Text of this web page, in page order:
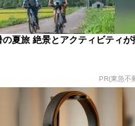
夏旅 絶景とアクティビティが
PR(東急不